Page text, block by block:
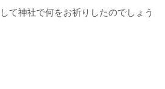
て神社で何をお祈りしたのでしょう